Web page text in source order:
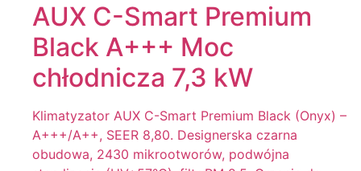
AUX C-Smart Premium
Black A+++ Moc
chłodnicza 7,3 kW
Klimatyzator AUX C-Smart Premium Black (Onyx) –
A+++/A++, SEER 8,80. Designerska czarna
obudowa, 2430 mikrootworów, podwójna